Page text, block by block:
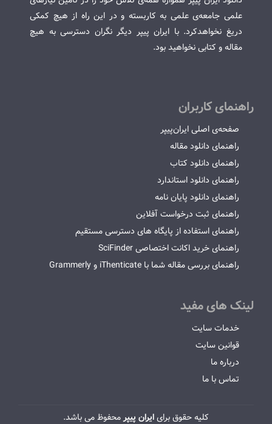
علمی جامعه‌ی علمی به کاربسته و در این راه از هیچ کمکی
دریغ نخواهدکرد. با ایران پیپر دیگر نگران دسترسی به هیچ
مقاله و کتابی نخواهید بود.
راهنمای کاربران
صفحه‌ی اصلی ایران‌پیپر
راهنمای دانلود مقاله
راهنمای دانلود کتاب
راهنمای دانلود استاندارد
راهنمای دانلود پایان نامه
راهنمای ثبت درخواست آفلاین
راهنمای استفاده از پایگاه های دسترسی مستقیم
راهنمای خرید اکانت اختصاصی SciFinder
راهنمای بررسی مقاله شما با iThenticate و Grammerly
لینک های مفید
خدمات سایت
قوانین سایت
درباره ما
تماس با ما
کلیه حقوق برایایران پیپرمحفوظ می باشد.